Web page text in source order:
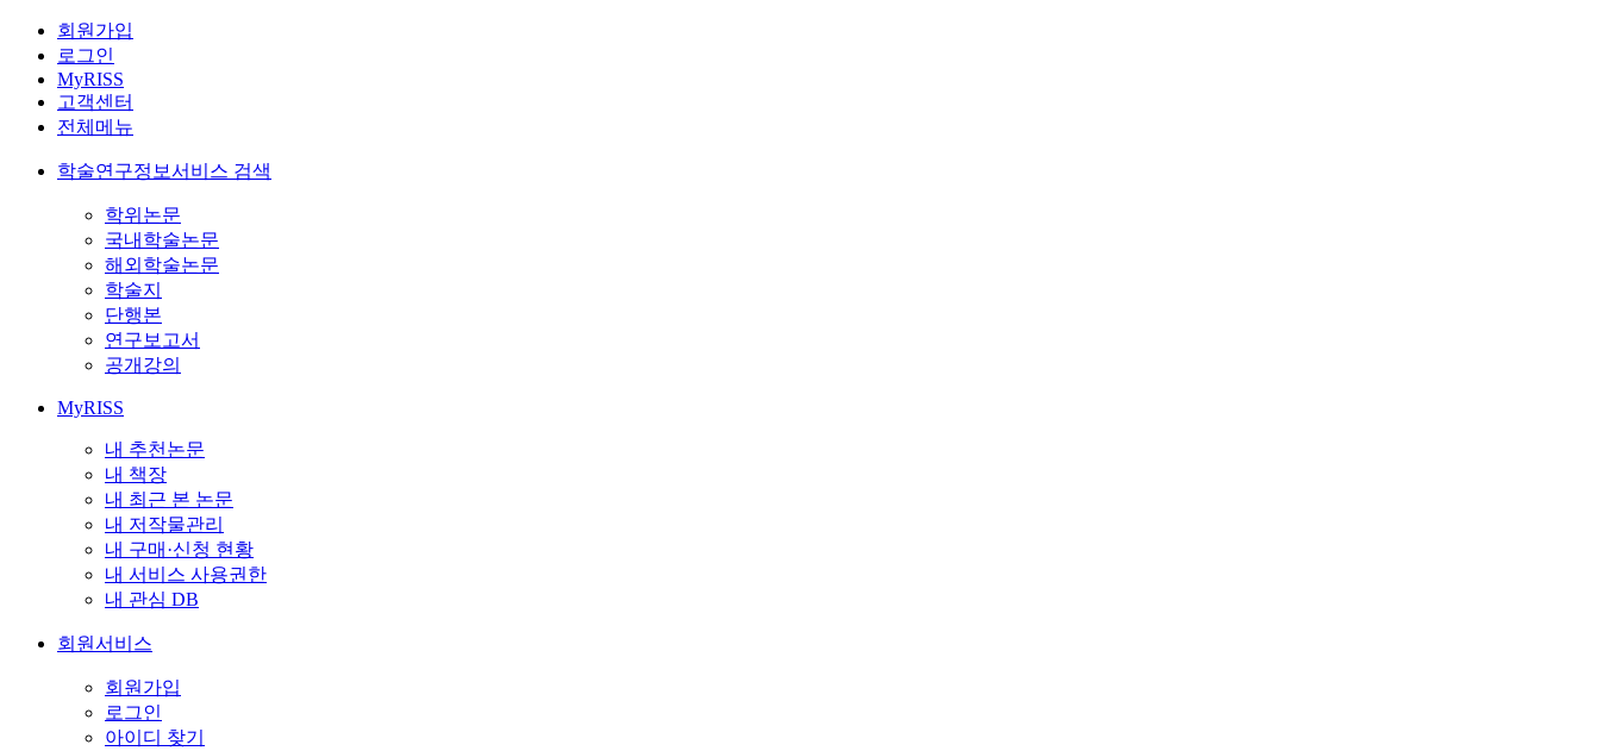
회원가입
로그인
MyRISS
고객센터
전체메뉴
학술연구정보서비스 검색
학위논문
국내학술논문
해외학술논문
학술지
단행본
연구보고서
공개강의
MyRISS
내 추천논문
내 책장
내 최근 본 논문
내 저작물관리
내 구매·신청 현황
내 서비스 사용권한
내 관심 DB
회원서비스
회원가입
로그인
아이디 찾기